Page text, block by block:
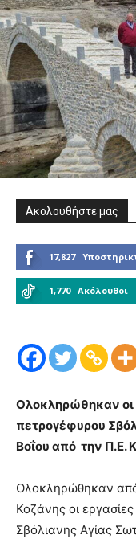
Ακολουθήστε μας
17,827
1,770 Ακόλουθοι
Ολοκληρώθηκαν οι
πετρογέφυρου
Βοΐου από την Π.Ε.
Ολοκληρώθηκαν
Κοζάνης οι
Σβόλιανης Αγίας